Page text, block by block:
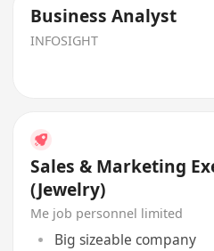
Business Analyst
INFOSIGHT
Sales & Marketing
(Jewelry)
Me job personnel limited
Big sizeable company